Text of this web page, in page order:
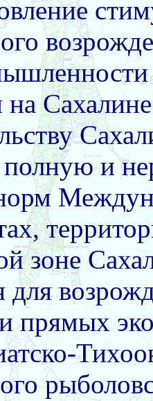
на
полную и
зоне
для
прямых